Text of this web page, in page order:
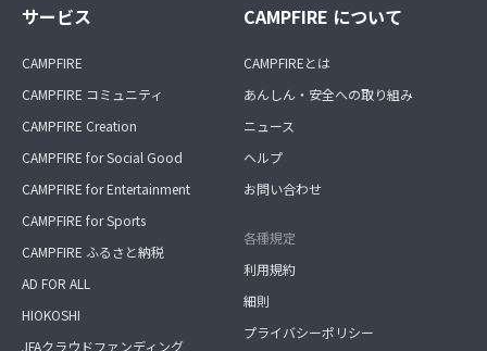
サービス
CAMPFIRE
CAMPFIRE コミュニティ
CAMPFIRE Creation
CAMPFIRE for Social Good
CAMPFIRE for Entertainment
CAMPFIRE for Sports
CAMPFIRE ふるさと納税
AD FOR ALL
HIOKOSHI
JFAクラウドファンディング
CAMPFIRE について
CAMPFIREとは
あんしん・安全への取り組み
ニュース
ヘルプ
お問い合わせ
各種規定
利用規約
細則
プライバシーポリシー